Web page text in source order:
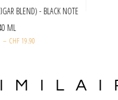
CONCERTO (CIGAR BLEND) - BLACK
CHF